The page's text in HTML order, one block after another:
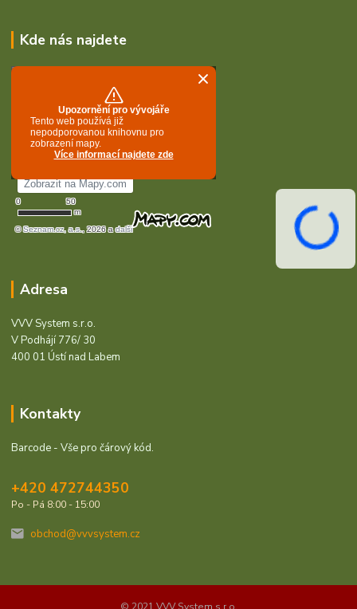
Kde nás najdete
Adresa
VVV System s.r.o.
V Podhájí 776/ 30
400 01 Ústí nad Labem
Kontakty
Barcode - Vše pro čárový kód.
+420 472744350
Po - Pá 8:00 - 15:00
obchod@vvvsystem.cz